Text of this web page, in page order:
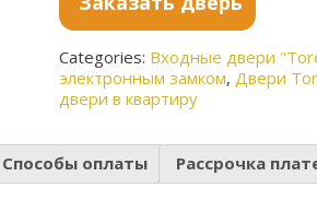
Categories: Входные двери
электронным замком, Двери
двери в квартиру
Способы оплаты Рассрочка